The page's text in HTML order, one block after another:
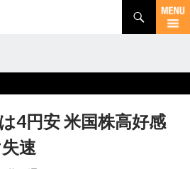
4円安 米国株高好感
速